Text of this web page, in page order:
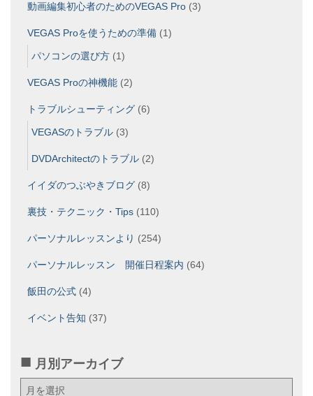
動画編集初心者のためのVEGAS Pro (3)
VEGAS Proを使うための準備 (1)
パソコンの選び方 (1)
VEGAS Proの神機能 (2)
トラブルシューティング (6)
VEGASのトラブル (3)
DVDArchitectのトラブル (2)
イイダのつぶやきブログ (8)
裏技・テクニック・Tips (110)
パーソナルレッスンより (254)
パーソナルレッスン 開催日程案内 (64)
飯田の公式 (4)
イベント告知 (37)
月別アーカイブ
月